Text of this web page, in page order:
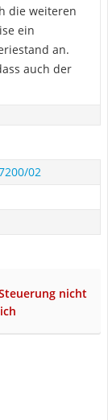
die weiteren
ein
an.
auch der
02
nicht